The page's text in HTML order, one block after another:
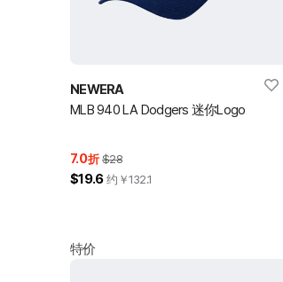
NEWERA
MLB 940 LA Dodgers 迷你Logo
7.0折 $28
$19.6 约￥132.1
特价